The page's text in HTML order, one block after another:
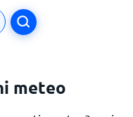
meteo